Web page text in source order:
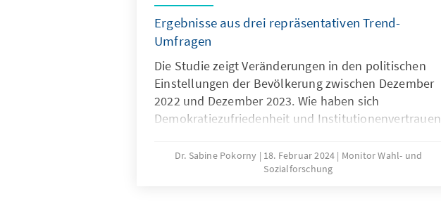
Ergebnisse aus drei repräsentativen Trend-
Umfragen
Die Studie zeigt Veränderungen in den politischen
Einstellungen der Bevölkerung zwischen Dezember
2022 und Dezember 2023. Wie haben sich
Demokratiezufriedenheit und Institutionenvertrauen
Bürgerinnen und Bürger in die Zukunft? Wie
positionieren sich die Bürgerinnen und Bürger auf
Dr. Sabine Pokorny 18. Februar 2024
Monitor Wahl- und
Sozialforschung